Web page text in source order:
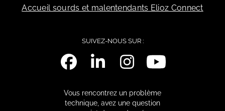
Accueil sourds et malentendants Elioz Connect
SUIVEZ-NOUS SUR :
Vous rencontrez un problème
technique, avez une question